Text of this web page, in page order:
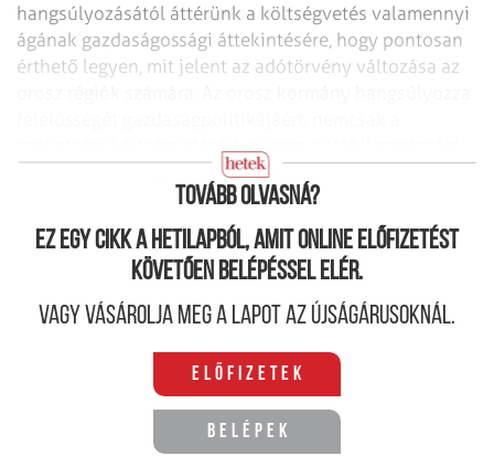
hangsúlyozásától áttérünk a költségvetés valamennyi
ágának gazdaságossági áttekintésére, hogy pontosan
érthető legyen, mit jelent az adótörvény változása az
növekedés támogatásáért.
Tovább olvasná?
Ez egy cikk a hetilapból, amit online előfizetést
követően belépéssel elér.
Vagy vásárolja meg a lapot az újságárusoknál.
Előfizetek
Belépek